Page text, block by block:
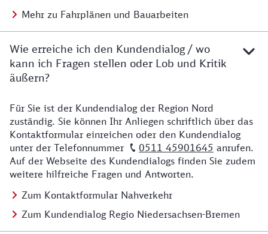
Mehr zu Fahrplänen und Bauarbeiten
Wie erreiche ich den Kundendialog / wo
kann ich Fragen stellen oder Lob und Kritik
äußern?
Details zu Kontakt
Für Sie ist der Kundendialog der Region Nord
zuständig. Sie können Ihr Anliegen schriftlich über das
Kontaktformular einreichen oder den Kundendialog
unter der Telefonnummer
0511 45901645 anrufen.
Auf der Webseite des Kundendialogs finden Sie zudem
weitere hilfreiche Fragen und Antworten.
Zum Kontaktformular Nahverkehr
Zum Kundendialog Regio Niedersachsen-Bremen